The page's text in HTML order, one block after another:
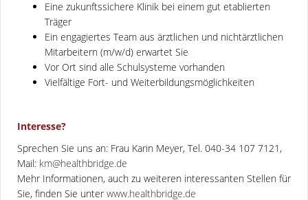
Eine zukunftssichere Klinik bei einem gut etablierten
Träger
Ein engagiertes Team aus ärztlichen und nichtärztlichen
Mitarbeitern (m/w/d) erwartet Sie
Vor Ort sind alle Schulsysteme vorhanden
Vielfältige Fort- und Weiterbildungsmöglichkeiten
Interesse?
Sprechen Sie uns an: Frau Karin Meyer, Tel. 040-34 107 7121,
Mail: km@healthbridge.de
Mehr Informationen, auch zu weiteren interessanten Stellen für
Sie, finden Sie unter www.healthbridge.de